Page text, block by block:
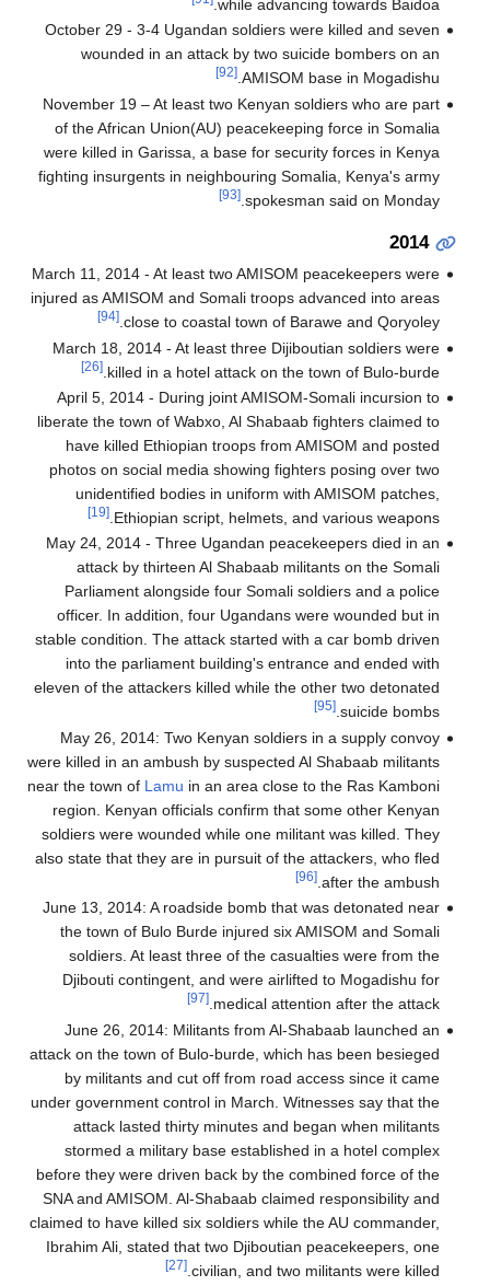
while advancing towards Baidoa.
October 29 - 3-4 Ugandan soldiers were killed and seven
wounded in an attack by two suicide bombers on an
AMISOM base in Mogadishu.
[92]
November 19 – At least two Kenyan soldiers who are part
of the African Union(AU) peacekeeping force in Somalia
were killed in Garissa, a base for security forces in Kenya
fighting insurgents in neighbouring Somalia, Kenya's army
spokesman said on Monday.
[93]
2014
March 11, 2014 - At least two AMISOM peacekeepers were
injured as AMISOM and Somali troops advanced into areas
close to coastal town of Barawe and Qoryoley.
[94]
March 18, 2014 - At least three Dijiboutian soldiers were
killed in a hotel attack on the town of Bulo-burde.
[26]
April 5, 2014 - During joint AMISOM-Somali incursion to
liberate the town of Wabxo, Al Shabaab fighters claimed to
have killed Ethiopian troops from AMISOM and posted
photos on social media showing fighters posing over two
unidentified bodies in uniform with AMISOM patches,
Ethiopian script, helmets, and various weapons.
[19]
May 24, 2014 - Three Ugandan peacekeepers died in an
attack by thirteen Al Shabaab militants on the Somali
Parliament alongside four Somali soldiers and a police
officer. In addition, four Ugandans were wounded but in
stable condition. The attack started with a car bomb driven
into the parliament building's entrance and ended with
eleven of the attackers killed while the other two detonated
suicide bombs.
[95]
May 26, 2014: Two Kenyan soldiers in a supply convoy
were killed in an ambush by suspected Al Shabaab militants
near the town of Lamu in an area close to the Ras Kamboni
region. Kenyan officials confirm that some other Kenyan
soldiers were wounded while one militant was killed. They
also state that they are in pursuit of the attackers, who fled
after the ambush.
[96]
June 13, 2014: A roadside bomb that was detonated near
the town of Bulo Burde injured six AMISOM and Somali
soldiers. At least three of the casualties were from the
Djibouti contingent, and were airlifted to Mogadishu for
medical attention after the attack.
[97]
June 26, 2014: Militants from Al-Shabaab launched an
attack on the town of Bulo-burde, which has been besieged
by militants and cut off from road access since it came
under government control in March. Witnesses say that the
attack lasted thirty minutes and began when militants
stormed a military base established in a hotel complex
before they were driven back by the combined force of the
SNA and AMISOM. Al-Shabaab claimed responsibility and
claimed to have killed six soldiers while the AU commander,
Ibrahim Ali, stated that two Djiboutian peacekeepers, one
civilian, and two militants were killed.
[27]